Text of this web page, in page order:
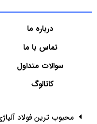
درباره ما
تماس با ما
سوالات متداول
کاتالوگ
محبوب ترین فولاد